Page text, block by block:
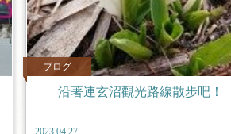
ブログ
沿著連玄沼觀光路線散步吧！
2023.04.27